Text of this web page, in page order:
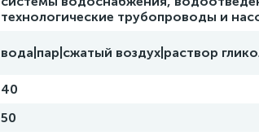
технологические трубопроводы и
вода|пар|сжатый воздух|раствор
40
50